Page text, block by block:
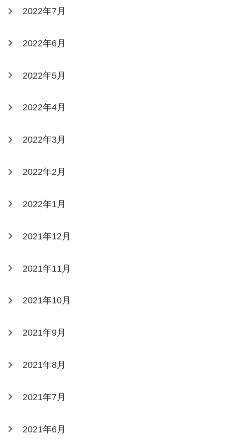
2022年7月
2022年6月
2022年5月
2022年4月
2022年3月
2022年2月
2022年1月
2021年12月
2021年11月
2021年10月
2021年9月
2021年8月
2021年7月
2021年6月